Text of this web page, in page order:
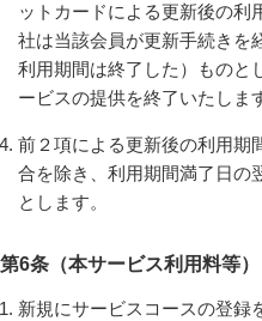
ットカードによる更新後の利
社は当該会員が更新手続きを
利用期間は終了した）ものと
ービスの提供を終了いたしま
前２項による更新後の利用期
合を除き、利用期間満了日の
とします。
第6条（本サービス利用料等）
新規にサービスコースの登録